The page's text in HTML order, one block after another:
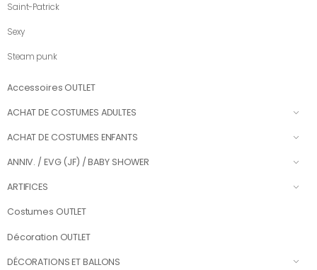
Saint-Patrick
Sexy
Steam punk
Accessoires OUTLET
ACHAT DE COSTUMES ADULTES
ACHAT DE COSTUMES ENFANTS
ANNIV. / EVG (JF) / BABY SHOWER
ARTIFICES
Costumes OUTLET
Décoration OUTLET
DÉCORATIONS ET BALLONS